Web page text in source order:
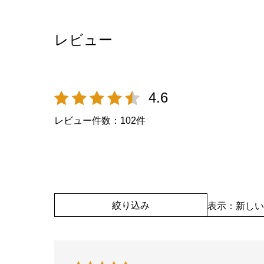
レビュー
4.6
レビュー件数： 102件
絞り込み 表示：新し